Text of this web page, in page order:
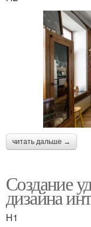
читать дальше →
Создание
дизайна
H1